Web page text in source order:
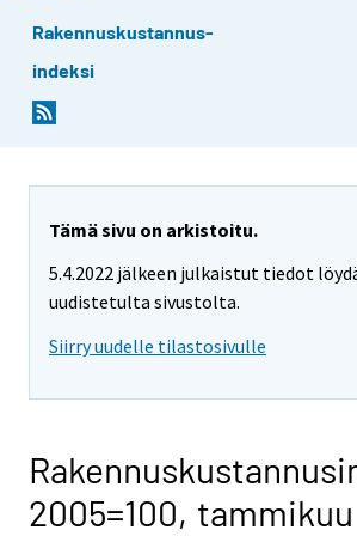
Rakennuskustannus-
indeksi
Tämä sivu on arkistoitu.
5.4.2022 jälkeen julkaistut tiedot
uudistetulta sivustolta.
Siirry uudelle tilastosivulle
2005=100,